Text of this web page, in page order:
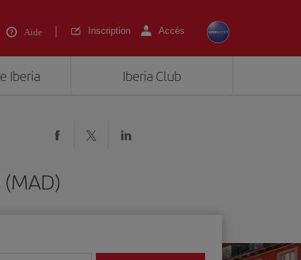
Aide Inscription Accés
Iberia Iberia Club